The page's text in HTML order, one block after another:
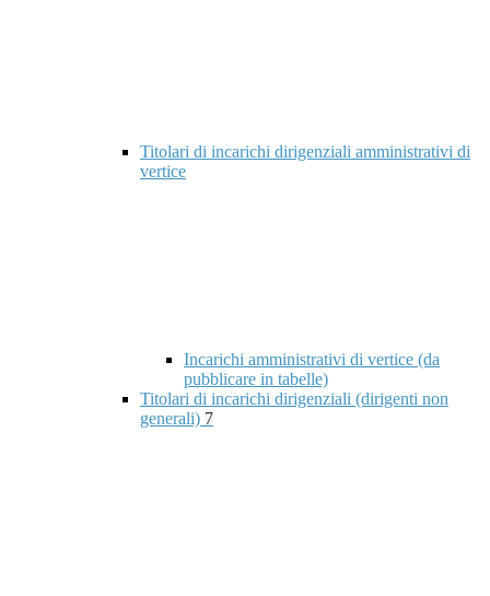
Titolari di incarichi dirigenziali amministrativi di
vertice
Incarichi amministrativi di vertice (da
pubblicare in tabelle)
Titolari di incarichi dirigenziali (dirigenti non
generali) 7